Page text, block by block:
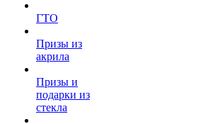
ГТО
Призы из
акрила
Призы и
подарки из
стекла